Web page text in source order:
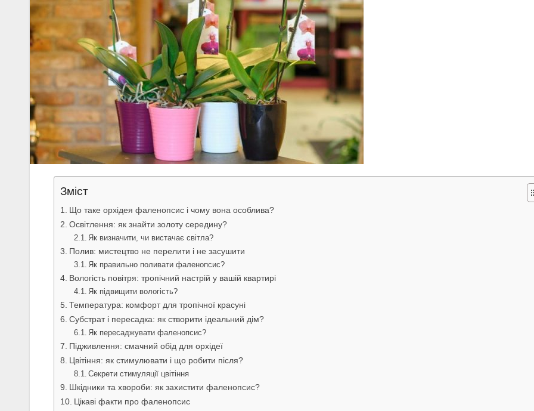
Зміст
Що таке орхідея фаленопсис і чому вона особлива?
Освітлення: як знайти золоту середину?
Як визначити, чи вистачає світла?
Полив: мистецтво не перелити і не засушити
Як правильно поливати фаленопсис?
Вологість повітря: тропічний настрій у вашій квартирі
Як підвищити вологість?
Температура: комфорт для тропічної красуні
Субстрат і пересадка: як створити ідеальний дім?
Як пересаджувати фаленопсис?
Підживлення: смачний обід для орхідеї
Цвітіння: як стимулювати і що робити після?
Секрети стимуляції цвітіння
Шкідники та хвороби: як захистити фаленопсис?
Цікаві факти про фаленопсис